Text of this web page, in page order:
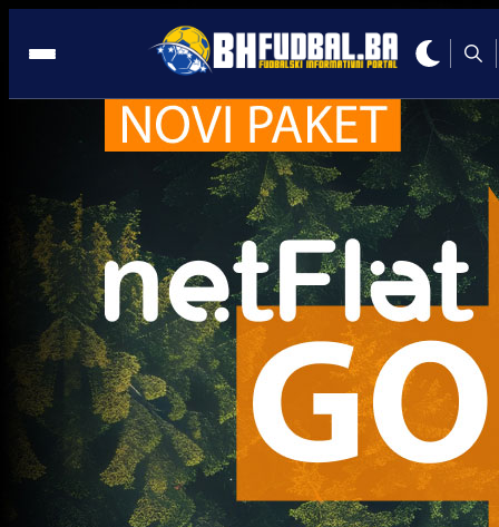
Edin Višća
Trenutno nema novosti za navedeni tag.
Najčitanije Najnovije
A Selekcija
UEFA kaznila BiH: Navijači neće
moći pratiti Zmajeve u Poljskoj i
Rumuniji!
4 sedmica 16 h
A Selekcija